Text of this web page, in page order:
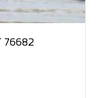
76682